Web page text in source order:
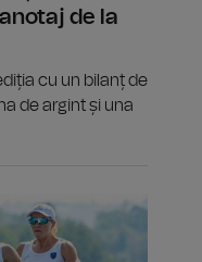
de la
cu un bilanț de
de argint și una